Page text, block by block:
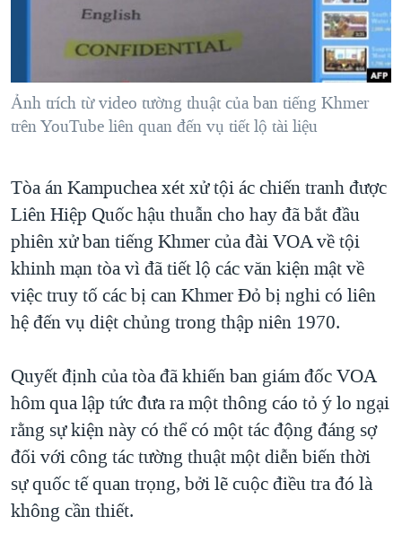
NGƯỜI VIỆT HẢI NGOẠI
ĐỜI SỐNG
KINH TẾ
VĂN HOÁ
THỂ THAO
GIÁO DỤC
HÀNH TRÌNH BẦU CỬ 2024
GIẢI MÃ VÀNH ĐAI & CON ĐƯỜNG
NGÀY TỊ NẠN THẾ GIỚI
GROUND ZERO – XƯA VÀ NAY
CHI PHÍ CHIẾN TRANH AFGHANISTAN
CÁC GIÁ TRỊ CỘNG HÒA Ở VIỆT NAM
THƯỢNG ĐỈNH TRUMP-KIM TẠI VIỆT NAM
TRỊNH VĨNH BÌNH VS. CHÍNH PHỦ VIỆT NAM
QUAN HỆ VIỆT MỸ
MẠNG XÃ HỘI
Ngôn ngữ khác
Ảnh trích từ video tường thuật của ban tiếng Khmer
trên YouTube liên quan đến vụ tiết lộ tài liệu
Tòa án Kampuchea xét xử tội ác chiến tranh được
Liên Hiệp Quốc hậu thuẫn cho hay đã bắt đầu
phiên xử ban tiếng Khmer của đài VOA về tội
khinh mạn tòa vì đã tiết lộ các văn kiện mật về
việc truy tố các bị can Khmer Đỏ bị nghi có liên
hệ đến vụ diệt chủng trong thập niên 1970.
Quyết định của tòa đã khiến ban giám đốc VOA
hôm qua lập tức đưa ra một thông cáo tỏ ý lo ngại
rằng sự kiện này có thể có một tác động đáng sợ
đối với công tác tường thuật một diễn biến thời
sự quốc tế quan trọng, bởi lẽ cuộc điều tra đó là
không cần thiết.